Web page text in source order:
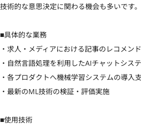
技術的な意思決定に関わる機会も多いです。
■具体的な業務
・求人・メディアにおける記事のレコメン
・自然言語処理を利用したAIチャットシス
・各プロダクトへ機械学習システムの導入
・最新のML技術の検証・評価実施
■使用技術